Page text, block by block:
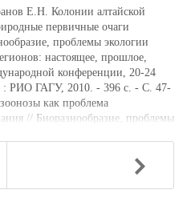
Е.Н. Колонии алтайской
первичные очаги
проблемы экологии
настоящее, прошлое,
конференции, 20-24
: РИО ГАГУ, 2010. - 396 с. - С. 47-
как проблема
// Биоразнообразие, проблемы
в двух частях. - Горно-Вперед